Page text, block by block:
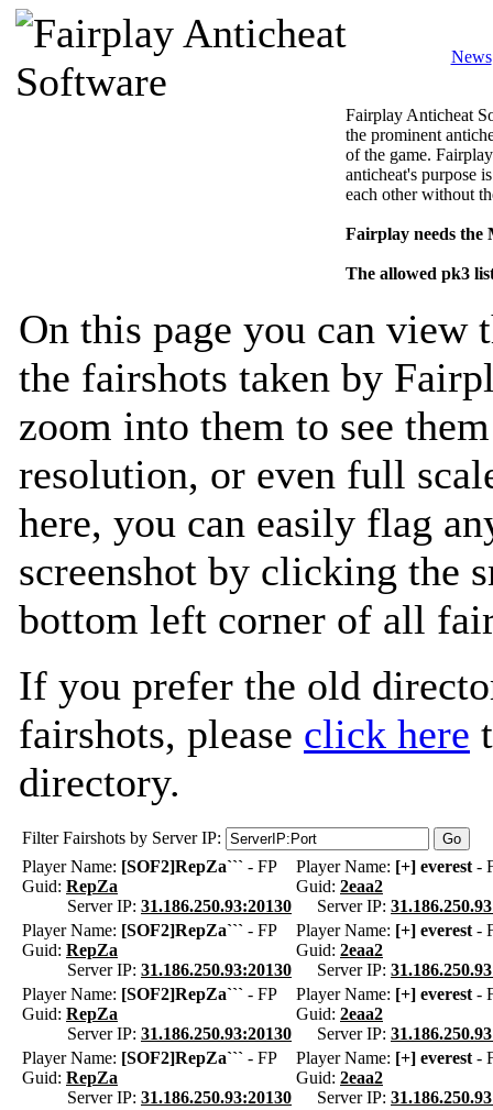
News
Fairplay Anticheat
the prominent
of the game.
anticheat's purpose
each other without
Fairplay needs
The allowed pk3
On this page you can view
the fairshots taken by
zoom into them to see
resolution, or even full
here, you can easily flag
screenshot by clicking the
bottom left corner of all
If you prefer the old
fairshots, please click here
directory.
Filter Fairshots by Server IP:
Player Name: [SOF2]RepZa``` - FP
Guid: RepZa
Server IP: 31.186.250.93:20130
Player Name: [+] everest -
Guid: 2eaa2
Server IP:
Player Name: [SOF2]RepZa``` - FP
Guid: RepZa
Server IP: 31.186.250.93:20130
Player Name: [+] everest -
Guid: 2eaa2
Server IP:
Player Name: [SOF2]RepZa``` - FP
Guid: RepZa
Server IP: 31.186.250.93:20130
Player Name: [+] everest -
Guid: 2eaa2
Server IP:
Player Name: [SOF2]RepZa``` - FP
Guid: RepZa
Server IP: 31.186.250.93:20130
Player Name: [+] everest -
Guid: 2eaa2
Server IP: